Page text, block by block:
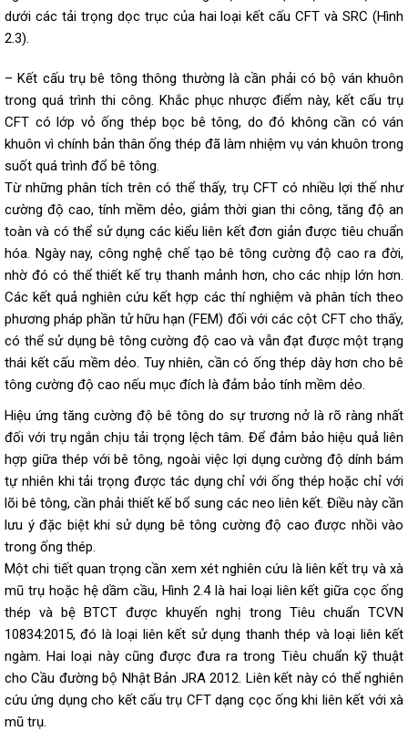
dưới các tải trọng dọc trục của hai loại kết cấu CFT và SRC (Hình
2.3).
– Kết cấu trụ bê tông thông thường là cần phải có bộ ván khuôn
trong quá trình thi công. Khắc phục nhược điểm này, kết cấu trụ
CFT có lớp vỏ ống thép bọc bê tông, do đó không cần có ván
khuôn vì chính bản thân ống thép đã làm nhiệm vụ ván khuôn trong
suốt quá trình đổ bê tông.
Từ những phân tích trên có thể thấy, trụ CFT có nhiều lợi thế như
cường độ cao, tính mềm dẻo, giảm thời gian thi công, tăng độ an
toàn và có thể sử dụng các kiểu liên kết đơn giản được tiêu chuẩn
hóa. Ngày nay, công nghệ chế tạo bê tông cường độ cao ra đời,
nhờ đó có thể thiết kế trụ thanh mảnh hơn, cho các nhịp lớn hơn.
Các kết quả nghiên cứu kết hợp các thí nghiệm và phân tích theo
phương pháp phần tử hữu hạn (FEM) đối với các cột CFT cho thấy,
có thể sử dụng bê tông cường độ cao và vẫn đạt được một trạng
thái kết cấu mềm dẻo. Tuy nhiên, cần có ống thép dày hơn cho bê
tông cường độ cao nếu mục đích là đảm bảo tính mềm dẻo.
Hiệu ứng tăng cường độ bê tông do sự trương nở là rõ ràng nhất
đối với trụ ngắn chịu tải trọng lệch tâm. Để đảm bảo hiệu quả liên
hợp giữa thép với bê tông, ngoài việc lợi dụng cường độ dính bám
tự nhiên khi tải trọng được tác dụng chỉ với ống thép hoặc chỉ với
lõi bê tông, cần phải thiết kế bổ sung các neo liên kết. Điều này cần
lưu ý đặc biệt khi sử dụng bê tông cường độ cao được nhồi vào
trong ống thép.
Một chi tiết quan trọng cần xem xét nghiên cứu là liên kết trụ và xà
mũ trụ hoặc hệ dầm cầu, Hình 2.4 là hai loại liên kết giữa cọc ống
thép và bệ BTCT được khuyến nghị trong Tiêu chuẩn TCVN
10834:2015, đó là loại liên kết sử dụng thanh thép và loại liên kết
ngàm. Hai loại này cũng được đưa ra trong Tiêu chuẩn kỹ thuật
cho Cầu đường bộ Nhật Bản JRA 2012. Liên kết này có thể nghiên
cứu ứng dụng cho kết cấu trụ CFT dạng cọc ống khi liên kết với xà
mũ trụ.